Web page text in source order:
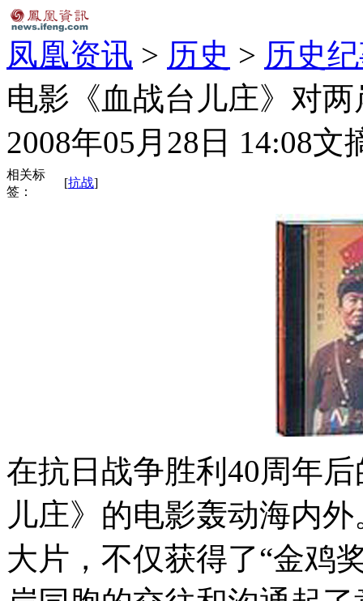
凤凰资讯 > 历史 > 历史
电影《血战台儿庄》对
2008年05月28日 14:08文
相关标
签：
[抗战]
在抗日战争胜利40周年
儿庄》的电影轰动海内
大片，不仅获得了“金鸡